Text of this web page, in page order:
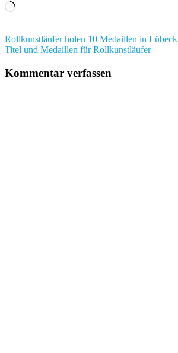
Wird
Beitragsnavigation
Rollkunstläufer holen 10 Medaillen in Lübeck
Titel und Medaillen für Rollkunstläufer
Kommentar verfassen